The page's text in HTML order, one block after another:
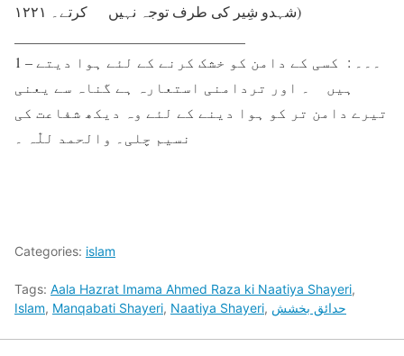
شہدو شِیر کی طرف توجہ نہیں کرتے۔ ۱۲۲۱)
1 – ۔۔۔ : کسی کے دامن کو خشک کرنے کے لئے ہوا دیتے
ہیں ۔ اور تردامنی استعارہ ہے گناہ سے یعنی
تیرے دامن تر کو ہوا دینے کے لئے وہ دیکھ شفاعت کی
نسیم چلی۔ والحمد للّٰہ ۔
Categories: islam
Tags: Aala Hazrat Imama Ahmed Raza ki Naatiya Shayeri,
Islam, Manqabati Shayeri, Naatiya Shayeri, حدائق بخشش